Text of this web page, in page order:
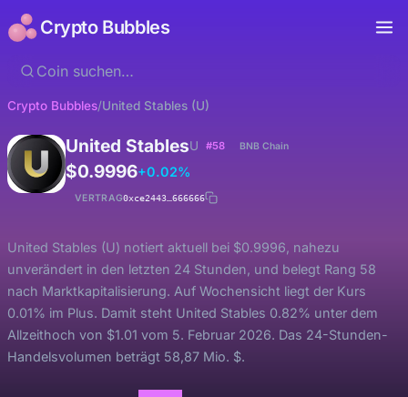
Crypto Bubbles
Crypto Bubbles/United Stables (U)
United StablesU #58 BNB Chain
$0.9996+0.02%
VERTRAG0xce2443…666666
United Stables (U) notiert aktuell bei $0.9996, nahezu
unverändert in den letzten 24 Stunden, und belegt Rang 58
nach Marktkapitalisierung. Auf Wochensicht liegt der Kurs
0.01% im Plus. Damit steht United Stables 0.82% unter dem
Allzeithoch von $1.01 vom 5. Februar 2026. Das 24-Stunden-
Handelsvolumen beträgt 58,87 Mio. $.